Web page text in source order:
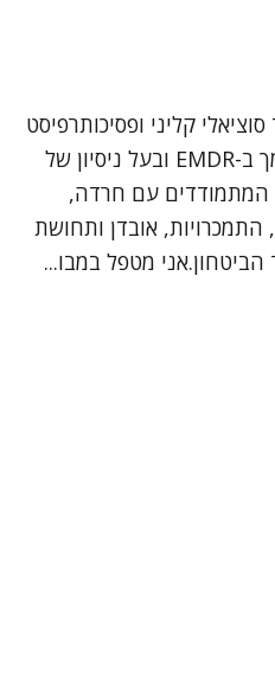
קליני ופסיכותרפיסט
בגישה דינאמית , מטפל מוסמך ב-EMDR ובעל ניסיון של
המתמודדים עם חרדה,
התמכרויות, אובדן ותחושת
מטפל במבו...